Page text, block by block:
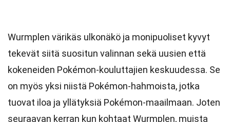
Wurmplen värikäs ulkonäkö ja monipuoliset kyvyt
tekevät siitä suositun valinnan sekä uusien että
kokeneiden Pokémon-kouluttajien keskuudessa. Se
on myös yksi niistä Pokémon-hahmoista, jotka
tuovat iloa ja yllätyksiä Pokémon-maailmaan. Joten
seuraavan kerran kun kohtaat Wurmplen, muista